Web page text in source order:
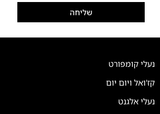
שליחה
נעלי קומפורט
קז'ואל ויום יום
נעלי אלגנט